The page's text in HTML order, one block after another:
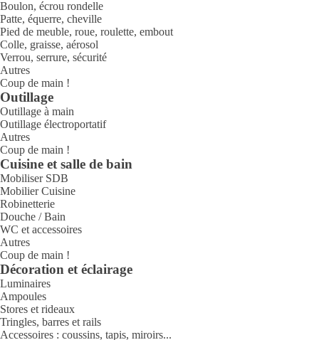
Boulon, écrou rondelle
Patte, équerre, cheville
Pied de meuble, roue, roulette, embout
Colle, graisse, aérosol
Verrou, serrure, sécurité
Autres
Coup de main !
Outillage
Outillage à main
Outillage électroportatif
Autres
Coup de main !
Cuisine et salle de bain
Mobiliser SDB
Mobilier Cuisine
Robinetterie
Douche / Bain
WC et accessoires
Autres
Coup de main !
Décoration et éclairage
Luminaires
Ampoules
Stores et rideaux
Tringles, barres et rails
Accessoires : coussins, tapis, miroirs...